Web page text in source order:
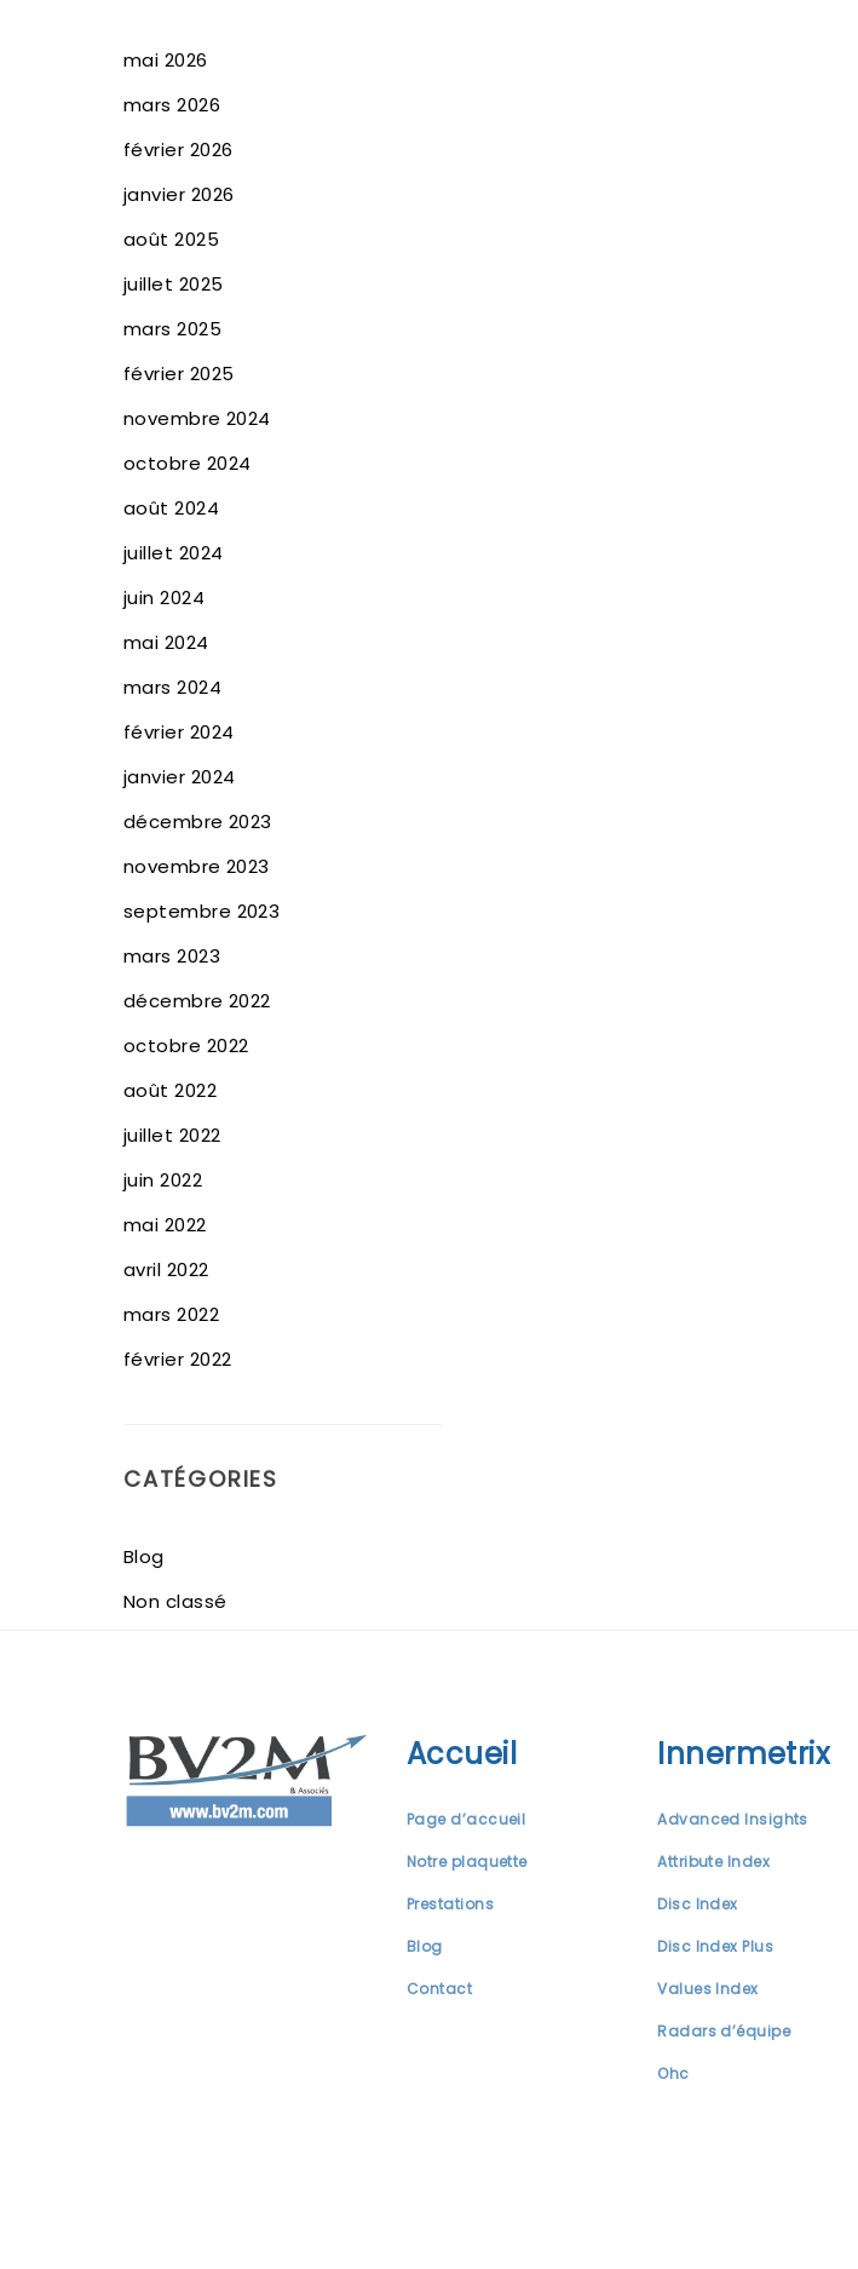
mai 2026
mars 2026
février 2026
janvier 2026
août 2025
juillet 2025
mars 2025
février 2025
novembre 2024
octobre 2024
août 2024
juillet 2024
juin 2024
mai 2024
mars 2024
février 2024
janvier 2024
décembre 2023
novembre 2023
septembre 2023
mars 2023
décembre 2022
octobre 2022
août 2022
juillet 2022
juin 2022
mai 2022
avril 2022
mars 2022
février 2022
CATÉGORIES
Blog
Non classé
Accueil
Page d’accueil
Notre plaquette
Prestations
Blog
Contact
Innermetrix
Advanced Insights
Attribute Index
Disc Index
Disc Index Plus
Values Index
Radars d’équipe
Ohc